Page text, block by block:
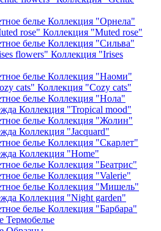
белье Коллекция "Орнела"
rose" Коллекция "Muted rose"
белье Коллекция "Сильва"
flowers" Коллекция "Irises
белье Коллекция "Наоми"
cats" Коллекция "Cozy cats"
белье Коллекция "Нола"
Коллекция "Tropical mood"
белье Коллекция "Жолин"
Коллекция "Jacquard"
белье Коллекция "Скарлет"
Коллекция "Home"
белье Коллекция "Беатрис"
белье Коллекция "Valerie"
белье Коллекция "Мишель"
Коллекция "Night garden"
белье Коллекция "Барбара"
Термобелье